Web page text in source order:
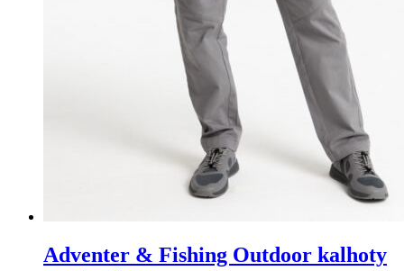
Adventer & Fishing Outdoor kalhoty